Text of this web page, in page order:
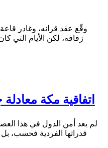
وقّع عقد قرانه، وغادر قاعة
زفافه، لكن الأيام التي
اتفاقية مكة
لم يعد أمن الدول في هذا
قدراتها الفردية فحسب،